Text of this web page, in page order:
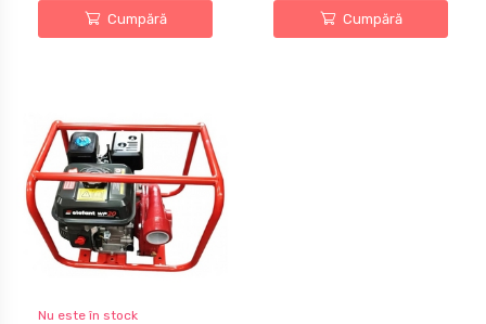
Cumpără Cumpără
Nu este în stock